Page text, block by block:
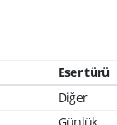
Eser türü
Diğer